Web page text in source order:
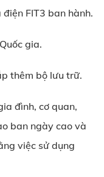
FIT3 ban hành.
gia.
thêm bộ lưu trữ.
đình, cơ quan,
ban ngày cao và
việc sử dụng